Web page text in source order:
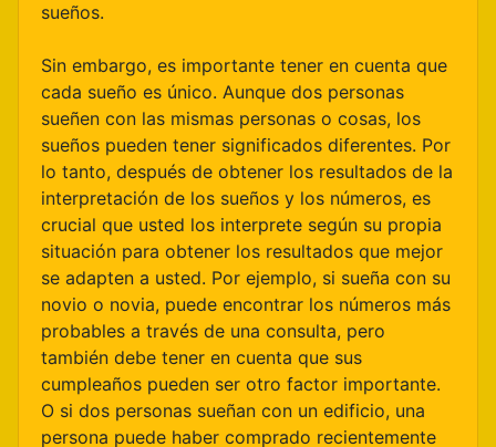
sueños.
Sin embargo, es importante tener en cuenta que
cada sueño es único. Aunque dos personas
sueñen con las mismas personas o cosas, los
sueños pueden tener significados diferentes. Por
lo tanto, después de obtener los resultados de la
interpretación de los sueños y los números, es
crucial que usted los interprete según su propia
situación para obtener los resultados que mejor
se adapten a usted. Por ejemplo, si sueña con su
novio o novia, puede encontrar los números más
probables a través de una consulta, pero
también debe tener en cuenta que sus
cumpleaños pueden ser otro factor importante.
O si dos personas sueñan con un edificio, una
persona puede haber comprado recientemente